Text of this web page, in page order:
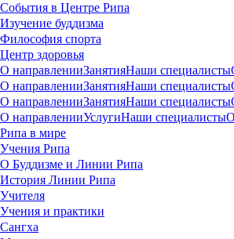
События в Центре Рипа
Изучение буддизма
Философия спорта
Центр здоровья
О направленииЗанятияНаши специалисты
О направленииЗанятияНаши специалисты
О направленииЗанятияНаши специалисты
О направленииУслугиНаши специалисты
Рипа в мире
Учения Рипа
О Буддизме и Линии Рипа
История Линии Рипа
Учителя
Учения и практики
Сангха